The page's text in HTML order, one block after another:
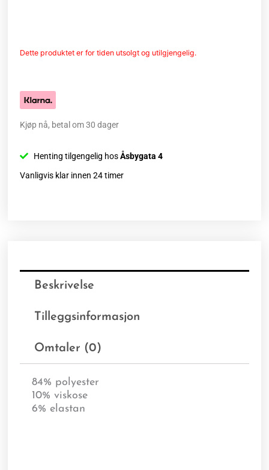
Dette produktet er for tiden utsolgt og utilgjengelig.
Kjøp nå, betal om 30 dager
Henting tilgengelig hosÅsbygata 4
Vanligvis klar innen 24 timer
Beskrivelse
Tilleggsinformasjon
Omtaler (0)
84% polyester
10% viskose
6% elastan